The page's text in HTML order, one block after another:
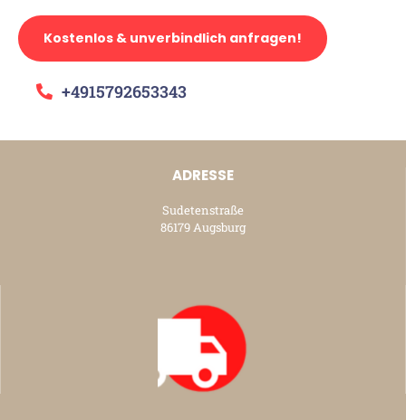
Kostenlos & unverbindlich anfragen!
+4915792653343
ADRESSE
Sudetenstraße
86179 Augsburg